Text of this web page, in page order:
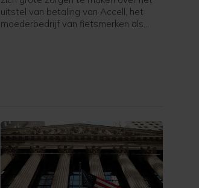
uitstel van betaling van Accell, het
moederbedrijf van fietsmerken als
hun baan, inkomen en toekomst, aldus
de grootste vakbond van Nederland.